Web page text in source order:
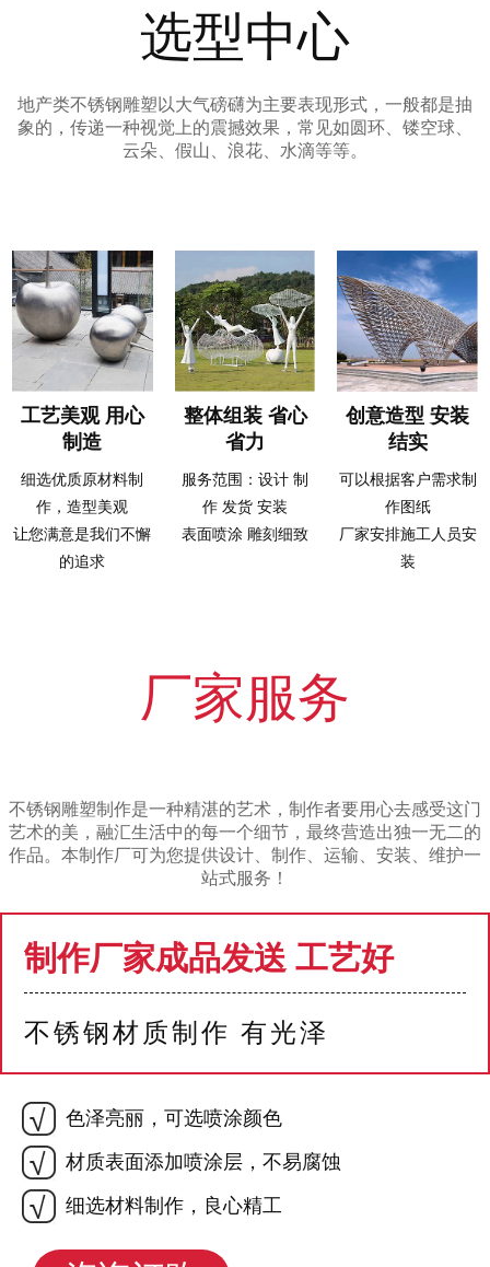
选型中心
地产类不锈钢雕塑以大气磅礴为主要表现形式，一般都是抽
象的，传递一种视觉上的震撼效果，常见如圆环、镂空球、
云朵、假山、浪花、水滴等等。
工艺美观 用心
制造
细选优质原材料制
作，造型美观
让您满意是我们不懈
的追求
整体组装 省心
省力
服务范围：设计 制
作 发货 安装
表面喷涂 雕刻细致
创意造型 安装
结实
可以根据客户需求制
作图纸
厂家安排施工人员安
装
厂家服务
不锈钢雕塑制作是一种精湛的艺术，制作者要用心去感受这门
艺术的美，融汇生活中的每一个细节，最终营造出独一无二的
作品。本制作厂可为您提供设计、制作、运输、安装、维护一
站式服务！
制作厂家成品发送 工艺好
不锈钢材质制作 有光泽
色泽亮丽，可选喷涂颜色
材质表面添加喷涂层，不易腐蚀
细选材料制作，良心精工